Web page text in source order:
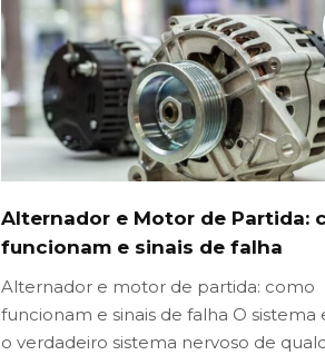
Alternador e Motor de Partida:
funcionam e sinais de falha
Alternador e motor de partida: como
funcionam e sinais de falha O sistema
o verdadeiro sistema nervoso de